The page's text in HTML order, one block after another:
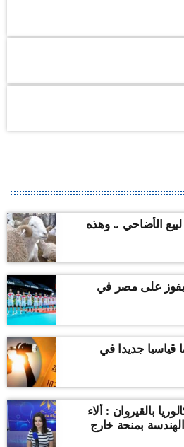
الأضاحي .. وهذه
يفوز على مصر في
قياسيا جديدا في
بالقيروان : ألاء
بمنحة خارج